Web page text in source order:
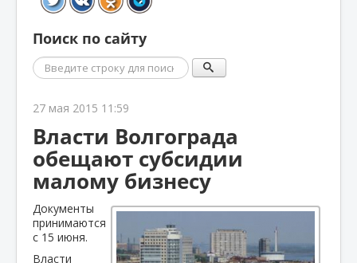
Поиск по сайту
Поиск
27 мая 2015 11:59
Власти Волгограда
обещают субсидии
малому бизнесу
Документы
принимаются
с 15 июня.
Власти